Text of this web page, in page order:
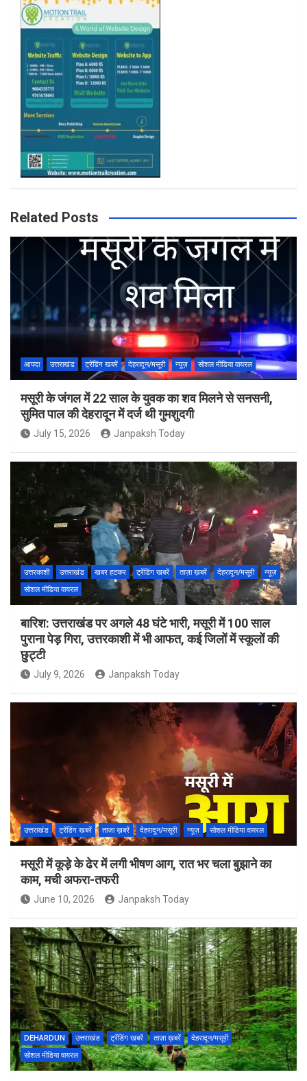
k a
m
Related Posts
आपदा उत्तराखंड ट्रेंडिंग खबरें देहरादून/मसूरी न्यूज़ सोशल मीडिया वायरल
मसूरी के जंगल में 22 साल के युवक का शव मिलने से सनसनी,
सुमित पाल की देहरादून में दर्ज थी गुमशुदगी
July 15, 2026 Janpaksh Today
उत्तरकाशी उत्तराखंड खबर हटकर ट्रेंडिंग खबरें ताज़ा ख़बरें देहरादून/मसूरी
न्यूज़
सोशल मीडिया वायरल
बारिश: उत्तराखंड पर अगले 48 घंटे भारी, मसूरी में 100 साल
पुराना पेड़ गिरा, उत्तरकाशी में भी आफत, कई जिलों में स्कूलों की
छुट्टी
July 9, 2026 Janpaksh Today
उत्तराखंड ट्रेंडिंग खबरें ताज़ा ख़बरें देहरादून/मसूरी न्यूज़ सोशल मीडिया वायरल
मसूरी में कूड़े के ढेर में लगी भीषण आग, रात भर चला बुझाने का
काम, मची अफरा-तफरी
June 10, 2026 Janpaksh Today
DEHARDUN उत्तराखंड ट्रेंडिंग खबरें ताज़ा ख़बरें
देहरादून/मसूरी
सोशल मीडिया वायरल